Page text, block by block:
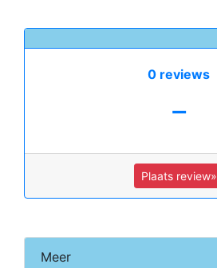
0 reviews
-
Plaats review»
Meer